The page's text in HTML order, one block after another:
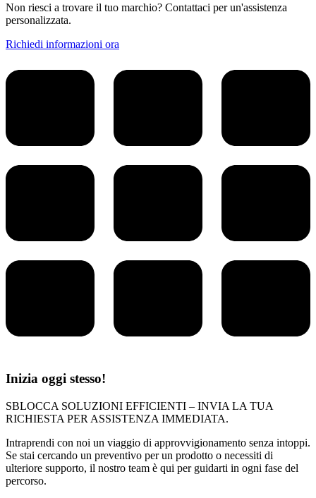
Non riesci a trovare il tuo marchio? Contattaci per un'assistenza
personalizzata.
Richiedi informazioni ora
Inizia oggi stesso!
SBLOCCA SOLUZIONI EFFICIENTI – INVIA LA TUA
RICHIESTA PER ASSISTENZA IMMEDIATA.
Intraprendi con noi un viaggio di approvvigionamento senza intoppi.
Se stai cercando un preventivo per un prodotto o necessiti di
ulteriore supporto, il nostro team è qui per guidarti in ogni fase del
percorso.